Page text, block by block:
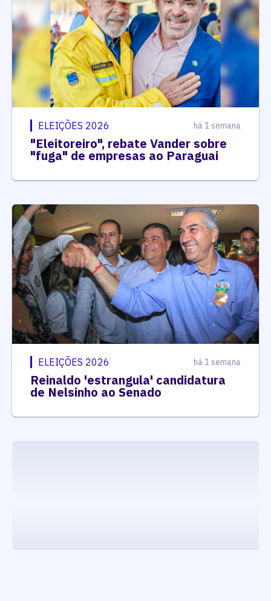
ELEIÇÕES 2026 há 1 semana
"Eleitoreiro", rebate Vander sobre
"fuga" de empresas ao Paraguai
ELEIÇÕES 2026 há 1 semana
Reinaldo 'estrangula' candidatura
de Nelsinho ao Senado